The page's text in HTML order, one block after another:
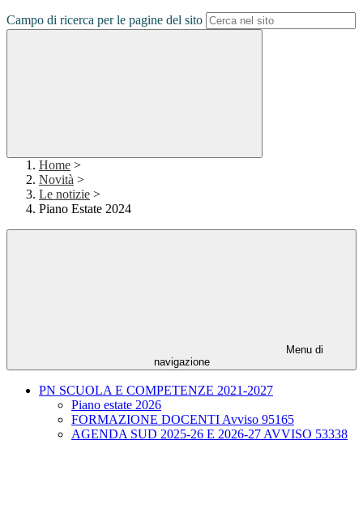
Campo di ricerca per le pagine del sito
Home >
Novità >
Le notizie >
Piano Estate 2024
Menu di
navigazione
PN SCUOLA E COMPETENZE 2021-2027
Piano estate 2026
FORMAZIONE DOCENTI Avviso 95165
AGENDA SUD 2025-26 E 2026-27 AVVISO 53338